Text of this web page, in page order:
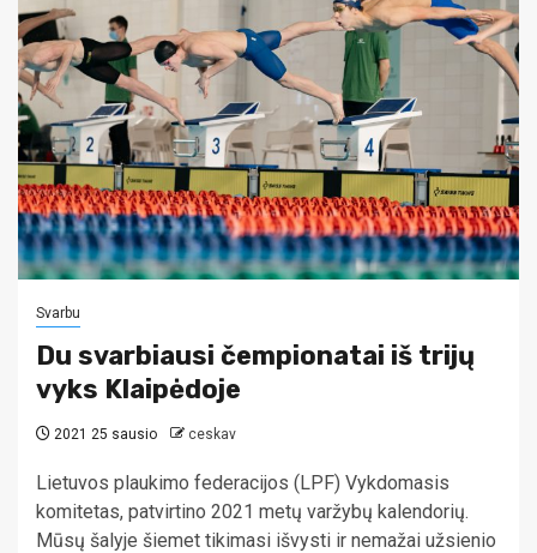
Svarbu
Du svarbiausi čempionatai iš trijų
vyks Klaipėdoje
2021 25 sausio ceskav
Lietuvos plaukimo federacijos (LPF) Vykdomasis
komitetas, patvirtino 2021 metų varžybų kalendorių.
Mūsų šalyje šiemet tikimasi išvysti ir nemažai užsienio